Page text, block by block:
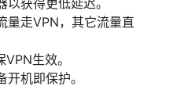
获得更低延迟。
量走VPN，其它流量直
生效。
机即保护。